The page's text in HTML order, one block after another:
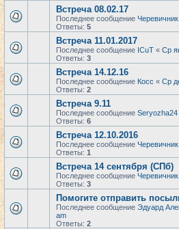
Встреча 08.02.17
Последнее сообщение Черевичник
Ответы: 5
Встреча 11.01.2017
Последнее сообщение ICuT « Ср
Ответы: 3
Встреча 14.12.16
Последнее сообщение Косс « Ср
Ответы: 2
Встреча 9.11
Последнее сообщение Seryozha24
Ответы: 6
Встреча 12.10.2016
Последнее сообщение Черевичник
Ответы: 1
Встреча 14 сентября (СПб)
Последнее сообщение Черевичник
Ответы: 3
Помогите отправить
Последнее сообщение Эдуард
am
Ответы: 2